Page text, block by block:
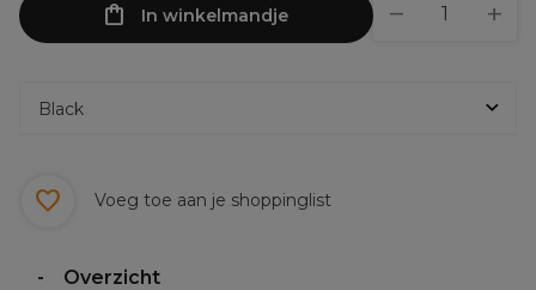
In winkelmandje
Voeg toe aan je shoppinglist
Overzicht